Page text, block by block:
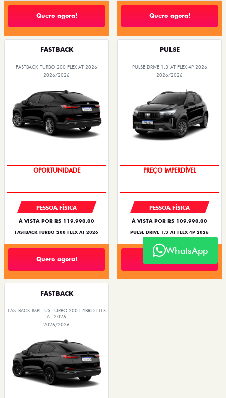
Quero agora! Quero agora!
FASTBACK
FASTBACK TURBO 200 FLEX AT 2026
2026/2026
OPORTUNIDADE
PESSOA FÍSICA
À VISTA POR R$ 119.990,00
FASTBACK TURBO 200 FLEX AT 2026
Quero agora!
PULSE
PULSE DRIVE 1.3 AT FLEX 4P 2026
2026/2026
PREÇO IMPERDÍVEL
PESSOA FÍSICA
À VISTA POR R$ 109.990,00
PULSE DRIVE 1.3 AT FLEX 4P 2026
Quero agora!
FASTBACK
FASTBACK IMPETUS TURBO 200 HYBRID FLEX
AT 2026
2026/2026
WhatsApp